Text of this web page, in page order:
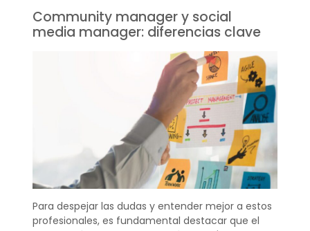
Community manager y social
media manager: diferencias clave
Para despejar las dudas y entender mejor a estos
profesionales, es fundamental destacar que el